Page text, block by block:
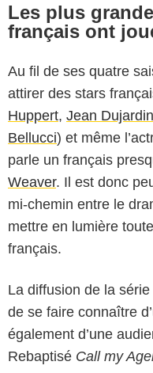
Les plus
français ont
Au fil de ses quatre
attirer des stars
Huppert, Jean Dujardin
Bellucci) et même
parle un français
Weaver. Il est donc
mi-chemin entre le
mettre en lumière
français.
La diffusion de la
de se faire connaître
également d’une
Rebaptisé Call my